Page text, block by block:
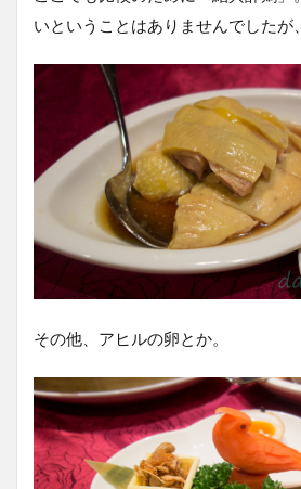
いということはありませんでしたが
その他、アヒルの卵とか。